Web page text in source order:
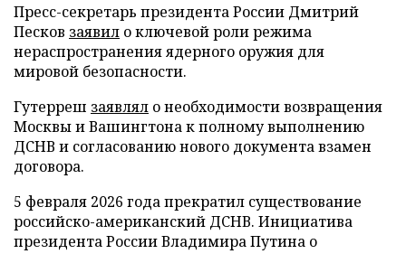
Пресс-секретарь президента России Дмитрий
Песков заявил о ключевой роли режима
нераспространения ядерного оружия для
мировой безопасности.
Гутерреш заявлял о необходимости возвращения
Москвы и Вашингтона к полному выполнению
ДСНВ и согласованию нового документа взамен
договора.
5 февраля 2026 года прекратил существование
российско-американский ДСНВ. Инициатива
президента России Владимира Путина о